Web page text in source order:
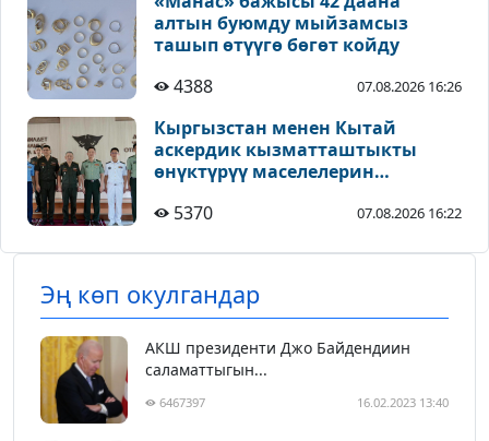
алтын буюмду мыйзамсыз
ташып өтүүгө бөгөт койду
4388
07.08.2026 16:26
Кыргызстан менен Кытай
аскердик кызматташтыкты
өнүктүрүү маселелерин
5370
07.08.2026 16:22
Эң көп окулгандар
АКШ президенти Джо Байдендиин
саламаттыгын...
6467397 16.02.2023 13:40